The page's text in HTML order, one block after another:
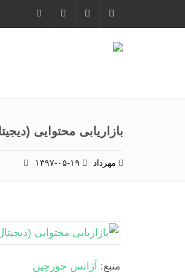
بازاریابی محتوایی
مهرداد
منبع: آژانس جورچین